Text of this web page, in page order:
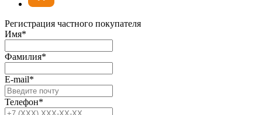
Регистрация частного покупателя
Имя*
Фамилия*
E-mail*
Телефон*